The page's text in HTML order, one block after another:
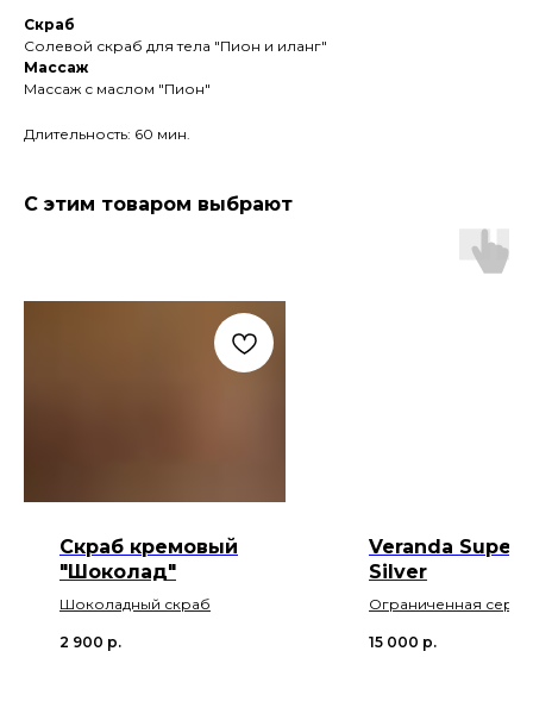
Скраб
Солевой скраб для тела "Пион и иланг"
Массаж
Массаж с маслом "Пион"
Длительность: 60 мин.
С этим товаром выбрают
Скраб кремовый
"Шоколад"
Шоколадный скраб
2 900 р.
Veranda Super
Silver
Ограниченная серия
сертификатов
15 000 р.